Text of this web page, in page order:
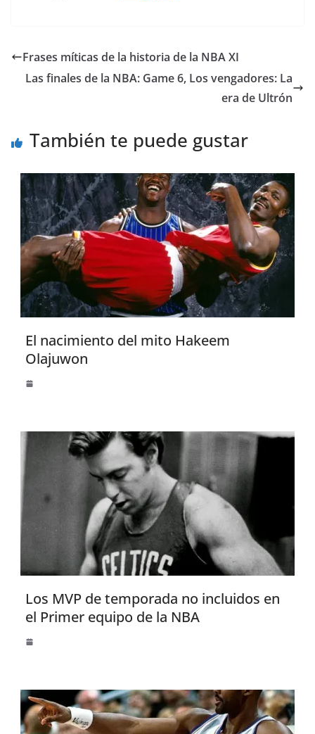
Frases míticas de la historia de la NBA XI
Las finales de la NBA: Game 6, Los vengadores: La
era de Ultrón
También te puede gustar
El nacimiento del mito Hakeem
Olajuwon
Los MVP de temporada no incluidos en
el Primer equipo de la NBA